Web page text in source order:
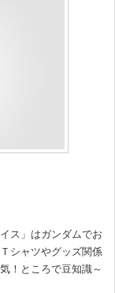
ス」はガンダムでお
シャツやグッズ関係
！ところで豆知識～